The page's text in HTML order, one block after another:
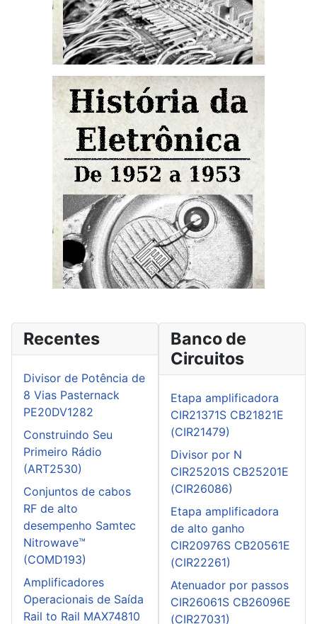
Recentes
Divisor de Potência de
8 Vias Pasternack
PE20DV1282
Construindo Seu
Primeiro Rádio
(ART2530)
Conjuntos de cabos
RF de alto
desempenho Samtec
Nitrowave™
(COMD193)
Amplificadores
Operacionais de Saída
Rail to Rail MAX74810
Banco de
Circuitos
Etapa amplificadora
CIR21371S CB21821E
(CIR21479)
Divisor por N
CIR25201S CB25201E
(CIR26086)
Etapa amplificadora
de alto ganho
CIR20976S CB20561E
(CIR22261)
Atenuador por passos
CIR26061S CB26096E
(CIR27031)